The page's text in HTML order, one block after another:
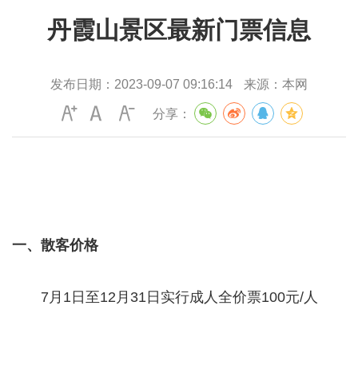
丹霞山景区最新门票信息
发布日期： 2023-09-07 09:16:14 来源： 本网
分享：
一、散客价格
7月1日至12月31日实行成人全价票100元/人